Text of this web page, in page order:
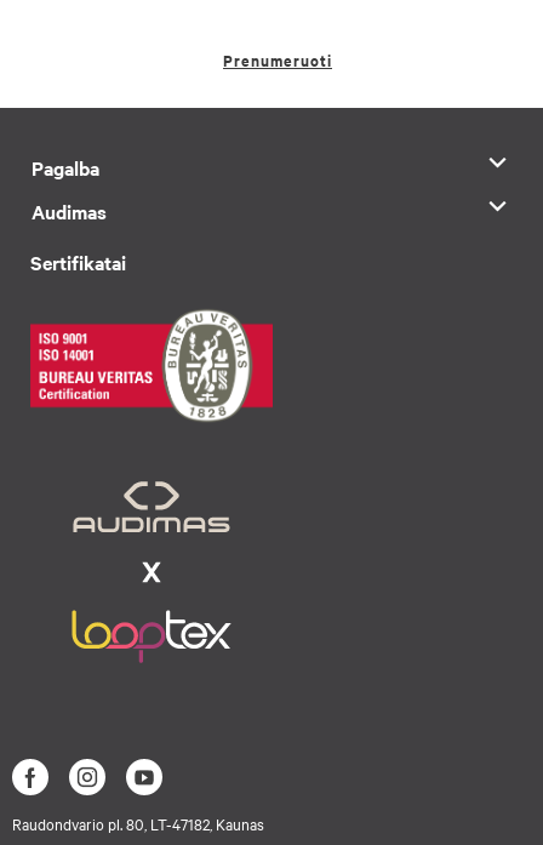
Prenumeruoti
Pagalba
Audimas
Sertifikatai
Raudondvario pl. 80, LT-47182, Kaunas